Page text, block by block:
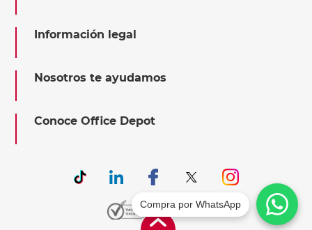
Información legal
Nosotros te ayudamos
Conoce Office Depot
Compra por WhatsApp